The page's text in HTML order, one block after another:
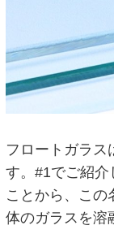
フロートガラス
す。#1でご紹介
ことから、この
体のガラスを溶